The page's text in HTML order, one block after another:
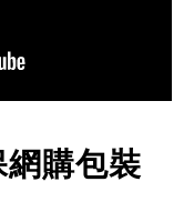
網購包裝